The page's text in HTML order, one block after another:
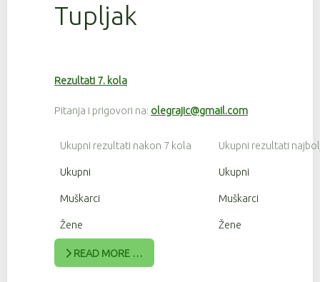
Tupljak
Rezultati 7. kola
Pitanja i prigovori na: olegrajic@gmail.com
Ukupni rezultati nakon 7 kola Ukupni rezultati
Ukupni Ukupni
Muškarci Muškarci
Žene Žene
READ MORE …